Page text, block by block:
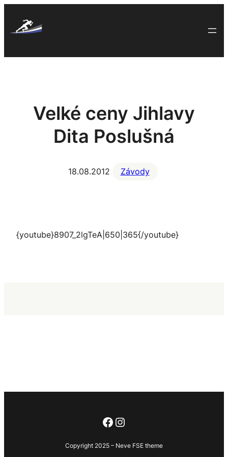
Velké ceny Jihlavy
Dita Poslušná
18.08.2012 Závody
{youtube}8907_2lgTeA|650|365{/youtube}
Facebook
Instagram
Copyright 2025 – Neve FSE theme